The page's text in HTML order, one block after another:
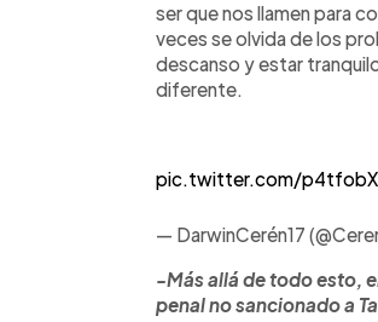
ser que nos llamen para
veces se olvida de los
descanso y estar
diferente.
pic.twitter.com/
— DarwinCerén17
-Más allá de todo esto,
penal no sancionado a